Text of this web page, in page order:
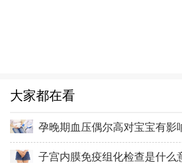
大家都在看
孕晚期血压偶尔高对宝宝有影
子宫内膜免疫组化检查是什么